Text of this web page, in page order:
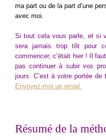
ma part ou de la part d’une
avec moi.
Si tout cela vous parle, et si
sera jamais trop tôt pour
commencer, c’était hier ! Il
pas continuer à subir vos
jours. C’est à votre portée de
Envoyez-moi un email.
Résumé de la